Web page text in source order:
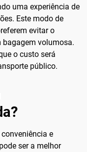
uma experiência de
Este modo de
evitar o
volumosa.
o custo será
público.
e
ser a melhor